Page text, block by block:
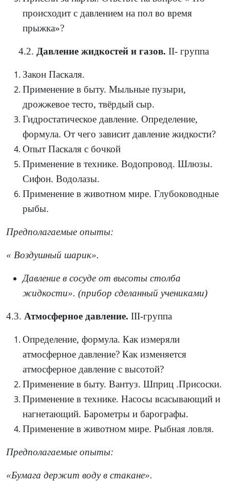
происходит с давлением на пол во время
прыжка»?
4.2. Давление жидкостей и газов. ӀӀ- группа
Закон Паскаля.
Применение в быту. Мыльные пузыри,
дрожжевое тесто, твёрдый сыр.
Гидростатическое давление. Определение,
формула. От чего зависит давление жидкости?
Опыт Паскаля с бочкой
Применение в технике. Водопровод. Шлюзы.
Сифон. Водолазы.
Применение в животном мире. Глубоководные
рыбы.
Предполагаемые опыты:
« Воздушный шарик».
Давление в сосуде от высоты столба
жидкости». (прибор сделанный учениками)
4.3. Атмосферное давление. ӀӀӀ-группа
Определение, формула. Как измеряли
атмосферное давление? Как изменяется
атмосферное давление с высотой?
Применение в быту. Вантуз. Шприц .Присоски.
Применение в технике. Насосы всасывающий и
нагнетающий. Барометры и барографы.
Применение в животном мире. Рыбная ловля.
Предполагаемые опыты:
«Бумага держит воду в стакане».